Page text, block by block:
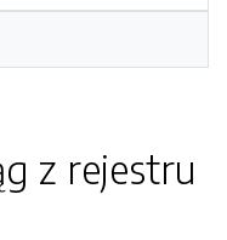
z rejestru